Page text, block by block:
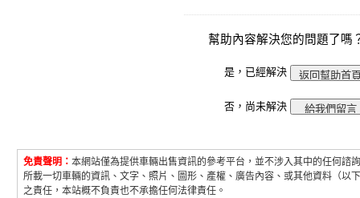
幫助內容解決您的問題了嗎
是，已經解決
否，尚未解決
免責聲明： 本網站僅為提供車輛出售資訊的參考平台，並不涉入其中的任何
所載一切車輛的資訊、文字、照片、圖形、產權、廣告內容、或其他資料（
之責任，本站概不負責也不承擔任何法律責任。